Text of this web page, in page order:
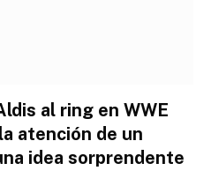
al ring en WWE
atención de un
idea sorprendente